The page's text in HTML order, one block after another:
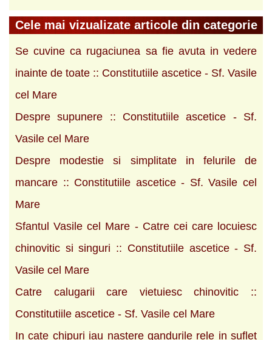
Cele mai vizualizate articole din categorie
Se cuvine ca rugaciunea sa fie avuta in vedere
inainte de toate :: Constitutiile ascetice - Sf. Vasile
cel Mare
Despre supunere :: Constitutiile ascetice - Sf.
Vasile cel Mare
Despre modestie si simplitate in felurile de
mancare :: Constitutiile ascetice - Sf. Vasile cel
Mare
Sfantul Vasile cel Mare - Catre cei care locuiesc
chinovitic si singuri :: Constitutiile ascetice - Sf.
Vasile cel Mare
Catre calugarii care vietuiesc chinovitic ::
Constitutiile ascetice - Sf. Vasile cel Mare
In cate chipuri iau nastere gandurile rele in suflet